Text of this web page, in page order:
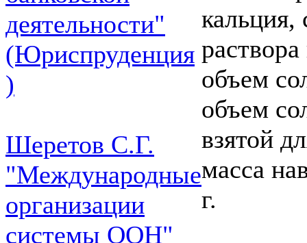
деятельности"
(Юриспруденция
)
Шеретов С.Г.
"Международные
организации
системы ООН"
кальция,
объем
объем
взятой
масса
г.